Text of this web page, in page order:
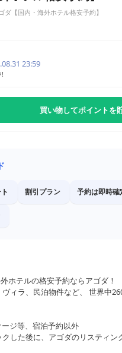
ダ【国内・海外ホテル格安予約】
23:59
買い物してポイントを
割引プラン 予約は即時確
ホテルの格安予約ならアゴダ！
ィラ、民泊物件など、 世界中
ジ等、宿泊予約以外
クした後に、アゴダのリスティ